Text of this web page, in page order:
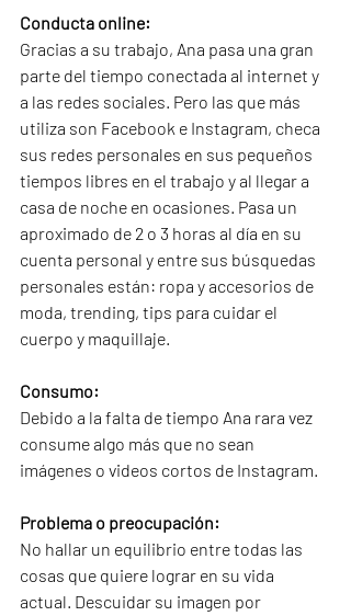
Conducta online:
Gracias a su trabajo, Ana pasa una gran
parte del tiempo conectada al internet y
a las redes sociales. Pero las que más
utiliza son Facebook e Instagram, checa
sus redes personales en sus pequeños
tiempos libres en el trabajo y al llegar a
casa de noche en ocasiones. Pasa un
aproximado de 2 o 3 horas al día en su
cuenta personal y entre sus búsquedas
personales están: ropa y accesorios de
moda, trending, tips para cuidar el
cuerpo y maquillaje.
Consumo:
Debido a la falta de tiempo Ana rara vez
consume algo más que no sean
imágenes o videos cortos de Instagram.
Problema o preocupación:
No hallar un equilibrio entre todas las
cosas que quiere lograr en su vida
actual. Descuidar su imagen por